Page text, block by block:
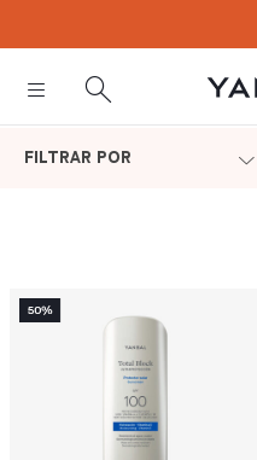
FILTRAR POR